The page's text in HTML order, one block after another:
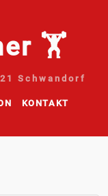
🏋
Schwandorf
KONTAKT